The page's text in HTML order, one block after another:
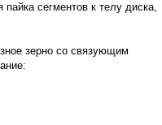
сегментов к телу диска,
зерно со связующим